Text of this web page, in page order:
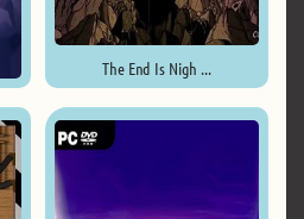
The End Is Nigh ...